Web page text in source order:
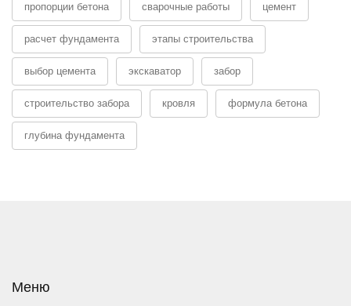
пропорции бетона сварочные работы цемент
расчет фундамента этапы строительства
выбор цемента экскаватор забор
строительство забора кровля формула бетона
глубина фундамента
Меню